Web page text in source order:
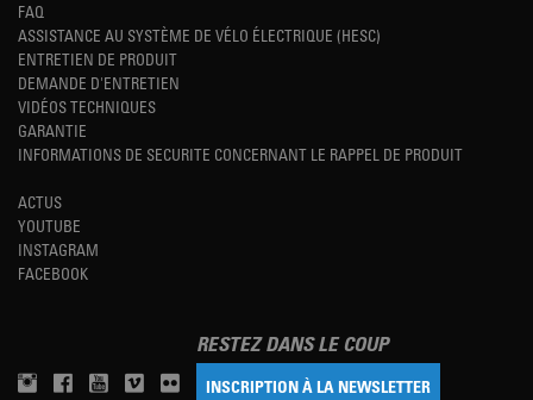
FAQ
ASSISTANCE AU SYSTÈME DE VÉLO ÉLECTRIQUE (HESC)
ENTRETIEN DE PRODUIT
DEMANDE D'ENTRETIEN
VIDÉOS TECHNIQUES
GARANTIE
INFORMATIONS DE SECURITE CONCERNANT LE RAPPEL DE PRODUIT
ACTUS
YOUTUBE
INSTAGRAM
FACEBOOK
RESTEZ DANS LE COUP
INSCRIPTION À LA NEWSLETTER